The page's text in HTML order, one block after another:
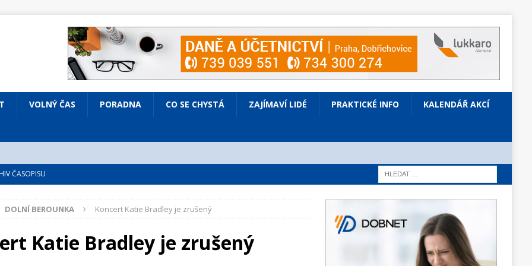
VOLNÝ ČAS PORADNA CO SE CHYSTÁ ZAJÍMAVÍ LIDÉ PRAKTICKÉ INFO KALENDÁŘ AKCÍ
ČASOPISU
VOLNÝ ČAS
Prodaná nevěsta
KULTURA
DOLNÍ BEROUNKA Koncert Katie Bradley je zrušený
Katie Bradley je zrušený